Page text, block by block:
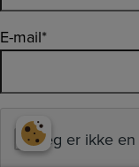
E-mail*
Jeg er ikke